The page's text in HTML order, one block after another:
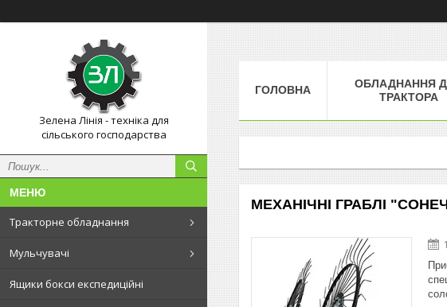
Зелена Лінія - техніка для
сільського господарства
Тракторне обладнання
Мульчувачі
Ящики бокси експедиційні
ГОЛОВНА
ОБЛАДНАННЯ
ТРАКТОРА
МЕХАНІЧНІ ГРАБЛІ